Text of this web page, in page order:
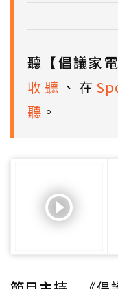
聽【倡議家
收聽 、在
聽 。